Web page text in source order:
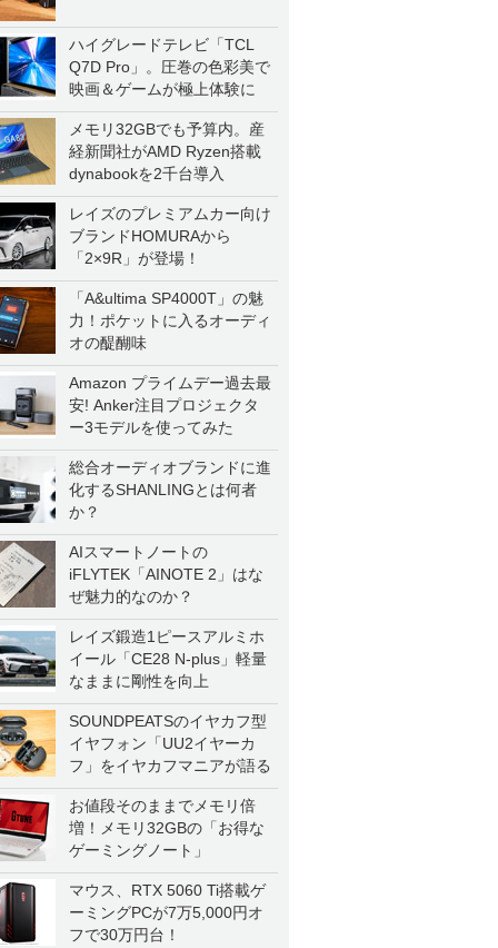
ハイグレードテレビ「TCL
Q7D Pro」。圧巻の色彩美で
映画＆ゲームが極上体験に
メモリ32GBでも予算内。産
経新聞社がAMD Ryzen搭載
dynabookを2千台導入
レイズのプレミアムカー向け
ブランドHOMURAから
「2×9R」が登場！
「A&ultima SP4000T」の魅
力！ポケットに入るオーディ
オの醍醐味
Amazon プライムデー過去最
安! Anker注目プロジェクタ
ー3モデルを使ってみた
総合オーディオブランドに進
化するSHANLINGとは何者
か？
AIスマートノートの
iFLYTEK「AINOTE 2」はな
ぜ魅力的なのか？
レイズ鍛造1ピースアルミホ
イール「CE28 N-plus」軽量
なままに剛性を向上
SOUNDPEATSのイヤカフ型
イヤフォン「UU2イヤーカ
フ」をイヤカフマニアが語る
お値段そのままでメモリ倍
増！メモリ32GBの「お得な
ゲーミングノート」
マウス、RTX 5060 Ti搭載ゲ
ーミングPCが7万5,000円オ
フで30万円台！